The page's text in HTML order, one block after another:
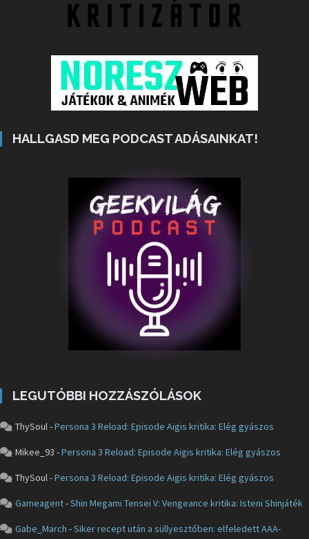
HALLGASD MEG PODCAST ADÁSAINKAT!
LEGUTÓBBI HOZZÁSZÓLÁSOK
ThySoul-Persona 3 Reload: Episode Aigis kritika: Elég gyászos
Mikee_93 -Persona 3 Reload: Episode Aigis kritika: Elég gyászos
ThySoul-Persona 3 Reload: Episode Aigis kritika: Elég gyászos
Gameagent-Shin Megami Tensei V: Vengeance kritika: Isteni Shinjáték
Gabe_March -Siker recept után a süllyesztőben: elfeledett AAA-